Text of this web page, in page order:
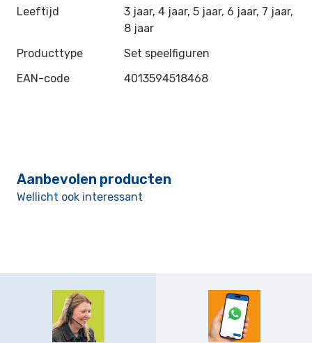
Leeftijd
3 jaar, 4 jaar, 5 jaar, 6 jaar, 7 jaar,
8 jaar
Producttype
Set speelfiguren
EAN-code
4013594518468
Aanbevolen producten
Wellicht ook interessant